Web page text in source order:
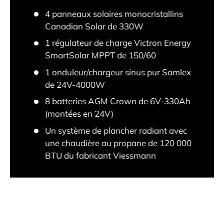
4 panneaux solaires monocristallins
Canadian Solar de 330W
1 régulateur de charge Victron Energy
SmartSolar MPPT de 150/60
1 onduleur/chargeur sinus pur Samlex
de 24V-4000W
8 batteries AGM Crown de 6V-330Ah
(montées en 24V)
Un système de plancher radiant avec
une chaudière au propane de 120 000
BTU du fabricant Viessmann